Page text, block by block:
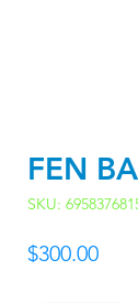
FEN
SKU:
$300.00